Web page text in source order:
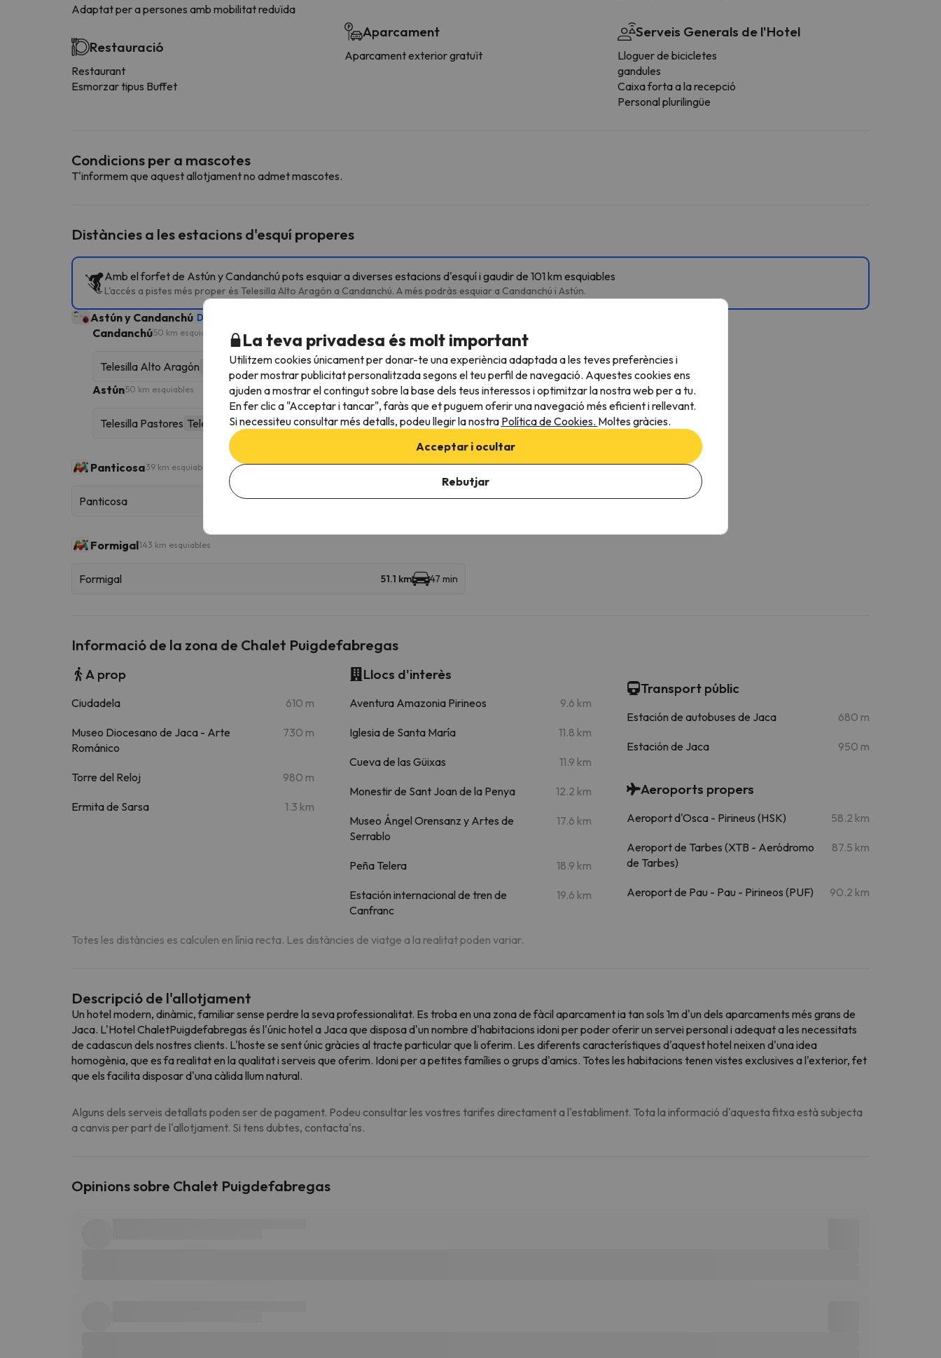
Adaptat per a persones amb mobilitat reduïda
Restauració
Restaurant
Esmorzar tipus Buffet
Aparcament
Aparcament exterior gratuït
Serveis Generals de l'Hotel
Lloguer de bicicletes
gandules
Caixa forta a la recepció
Personal plurilingüe
Condicions per a mascotes
T'informem que aquest allotjament no admet mascotes.
Distàncies a les estacions d'esquí properes
Amb el forfet de Astún y Candanchú pots esquiar a diverses estacions d'esquí i gaudir de 101 km esquiables
L'accés a pistes més proper és Telesilla Alto Aragón a Candanchú. A més podràs esquiar a Candanchú i Astún.
Astún y Candanchú Domini
Candanchú50 km esquiables
Telesilla Alto Aragón Telecadira 28.1 km 28 min
Astún50 km esquiables
Telesilla Pastores Telecadira 31.1 km 31 min
Panticosa39 km esquiables
Panticosa 45.5 km 42 min
Formigal143 km esquiables
Formigal 51.1 km 47 min
Informació de la zona de Chalet Puigdefabregas
A prop
Ciudadela 610 m
Museo Diocesano de Jaca - Arte
Románico
730 m
Torre del Reloj 980 m
Ermita de Sarsa 1.3 km
Llocs d'interès
Aventura Amazonia Pirineos 9.6 km
Iglesia de Santa María 11.8 km
Cueva de las Güixas 11.9 km
Monestir de Sant Joan de la Penya 12.2 km
Museo Ángel Orensanz y Artes de
Serrablo
17.6 km
Peña Telera 18.9 km
Estación internacional de tren de
Canfranc
19.6 km
Transport públic
Estación de autobuses de Jaca 680 m
Estación de Jaca 950 m
Aeroports propers
Aeroport d'Osca - Pirineus (HSK) 58.2 km
Aeroport de Tarbes (XTB - Aeródromo
de Tarbes)
87.5 km
Aeroport de Pau - Pau - Pirineos (PUF) 90.2 km
Totes les distàncies es calculen en línia recta. Les distàncies de viatge a la realitat poden variar.
Descripció de l'allotjament
Un hotel modern, dinàmic, familiar sense perdre la seva professionalitat. Es troba en una zona de fàcil aparcament ia tan sols 1m d'un dels aparcaments més grans de
Jaca. L'Hotel ChaletPuigdefabregas és l'únic hotel a Jaca que disposa d'un nombre d'habitacions idoni per poder oferir un servei personal i adequat a les necessitats
de cadascun dels nostres clients. L'hoste se sent únic gràcies al tracte particular que li oferim. Les diferents característiques d'aquest hotel neixen d'una idea
homogènia, que es fa realitat en la qualitat i serveis que oferim. Idoni per a petites famílies o grups d'amics. Totes les habitacions tenen vistes exclusives a l'exterior, fet
que els facilita disposar d'una càlida llum natural.
Alguns dels serveis detallats poden ser de pagament. Podeu consultar les vostres tarifes directament a l'establiment. Tota la informació d'aquesta fitxa està subjecta
a canvis per part de l'allotjament. Si tens dubtes, contacta'ns.
Opinions sobre Chalet Puigdefabregas
La teva privadesa és molt important
Utilitzem cookies únicament per donar-te una experiència adaptada a les teves preferències i
poder mostrar publicitat personalitzada segons el teu perfil de navegació. Aquestes cookies ens
ajuden a mostrar el contingut sobre la base dels teus interessos i optimitzar la nostra web per a tu.
En fer clic a "Acceptar i tancar", faràs que et puguem oferir una navegació més eficient i rellevant.
Si necessiteu consultar més detalls, podeu llegir la nostra Política de Cookies. Moltes gràcies.
Acceptar i ocultar
Rebutjar